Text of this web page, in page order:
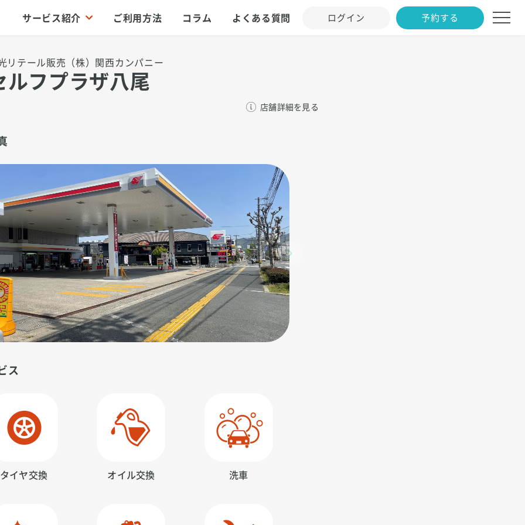
サービス紹介 ご利用方法 コラム よくある質問 ログイン 予約する
リテール販売（株）関西カンパニー
ルフプラザ八尾
店舗詳細を見る
ス
タイヤ交換 オイル交換 洗車